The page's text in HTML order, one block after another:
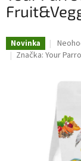
Novinka
Značka: Your